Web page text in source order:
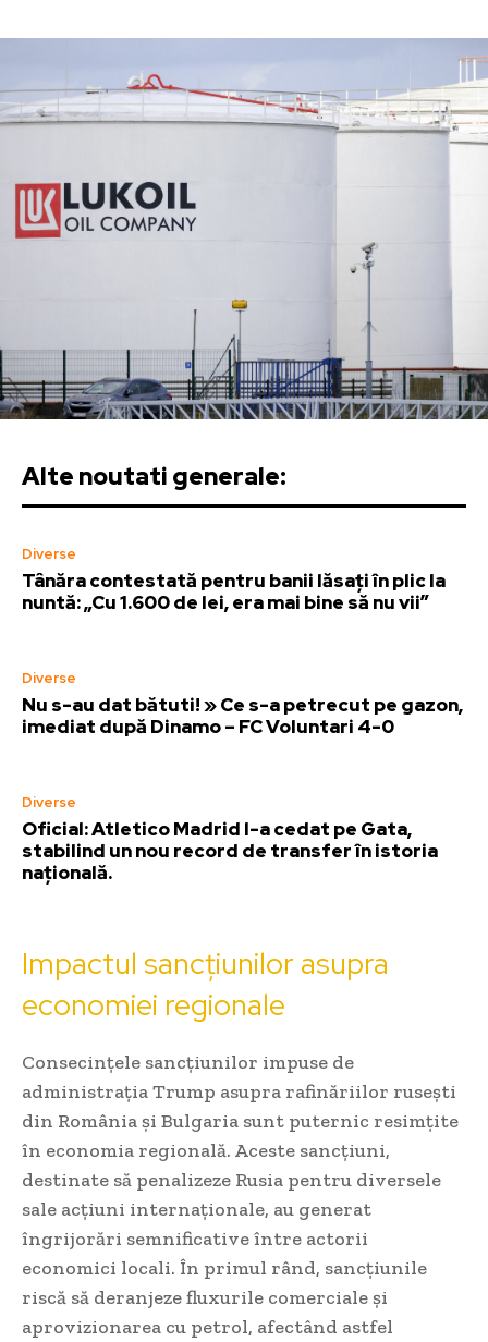
Alte noutati generale:
Diverse
Tânăra contestată pentru banii lăsați în plic la
nuntă: „Cu 1.600 de lei, era mai bine să nu vii”
Diverse
Nu s-au dat bătuti! » Ce s-a petrecut pe gazon,
imediat după Dinamo – FC Voluntari 4-0
Diverse
Oficial: Atletico Madrid l-a cedat pe Gata,
stabilind un nou record de transfer în istoria
națională.
Impactul sancțiunilor asupra
economiei regionale
Consecințele sancțiunilor impuse de
administrația Trump asupra rafinăriilor rusești
din România și Bulgaria sunt puternic resimțite
în economia regională. Aceste sancțiuni,
destinate să penalizeze Rusia pentru diversele
sale acțiuni internaționale, au generat
îngrijorări semnificative între actorii
economici locali. În primul rând, sancțiunile
riscă să deranjeze fluxurile comerciale și
aprovizionarea cu petrol, afectând astfel